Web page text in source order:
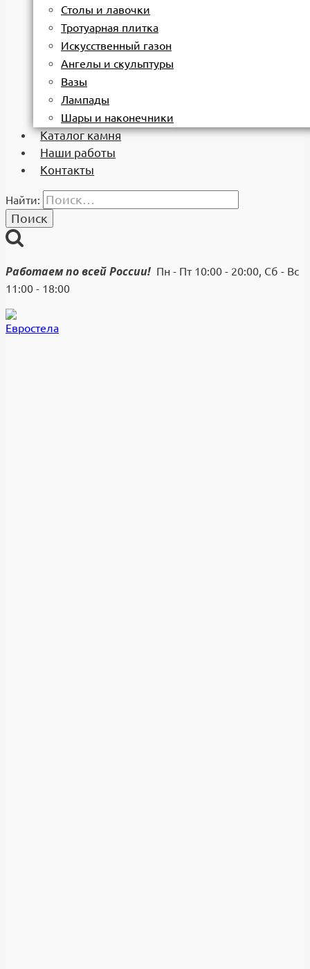
Столы и лавочки
Тротуарная плитка
Искусственный газон
Ангелы и скульптуры
Вазы
Лампады
Шары и наконечники
Каталог камня
Наши работы
Контакты
Найти:
Работаем по всей России! Пн - Пт 10:00 - 20:00, Сб - Вс
11:00 - 18:00